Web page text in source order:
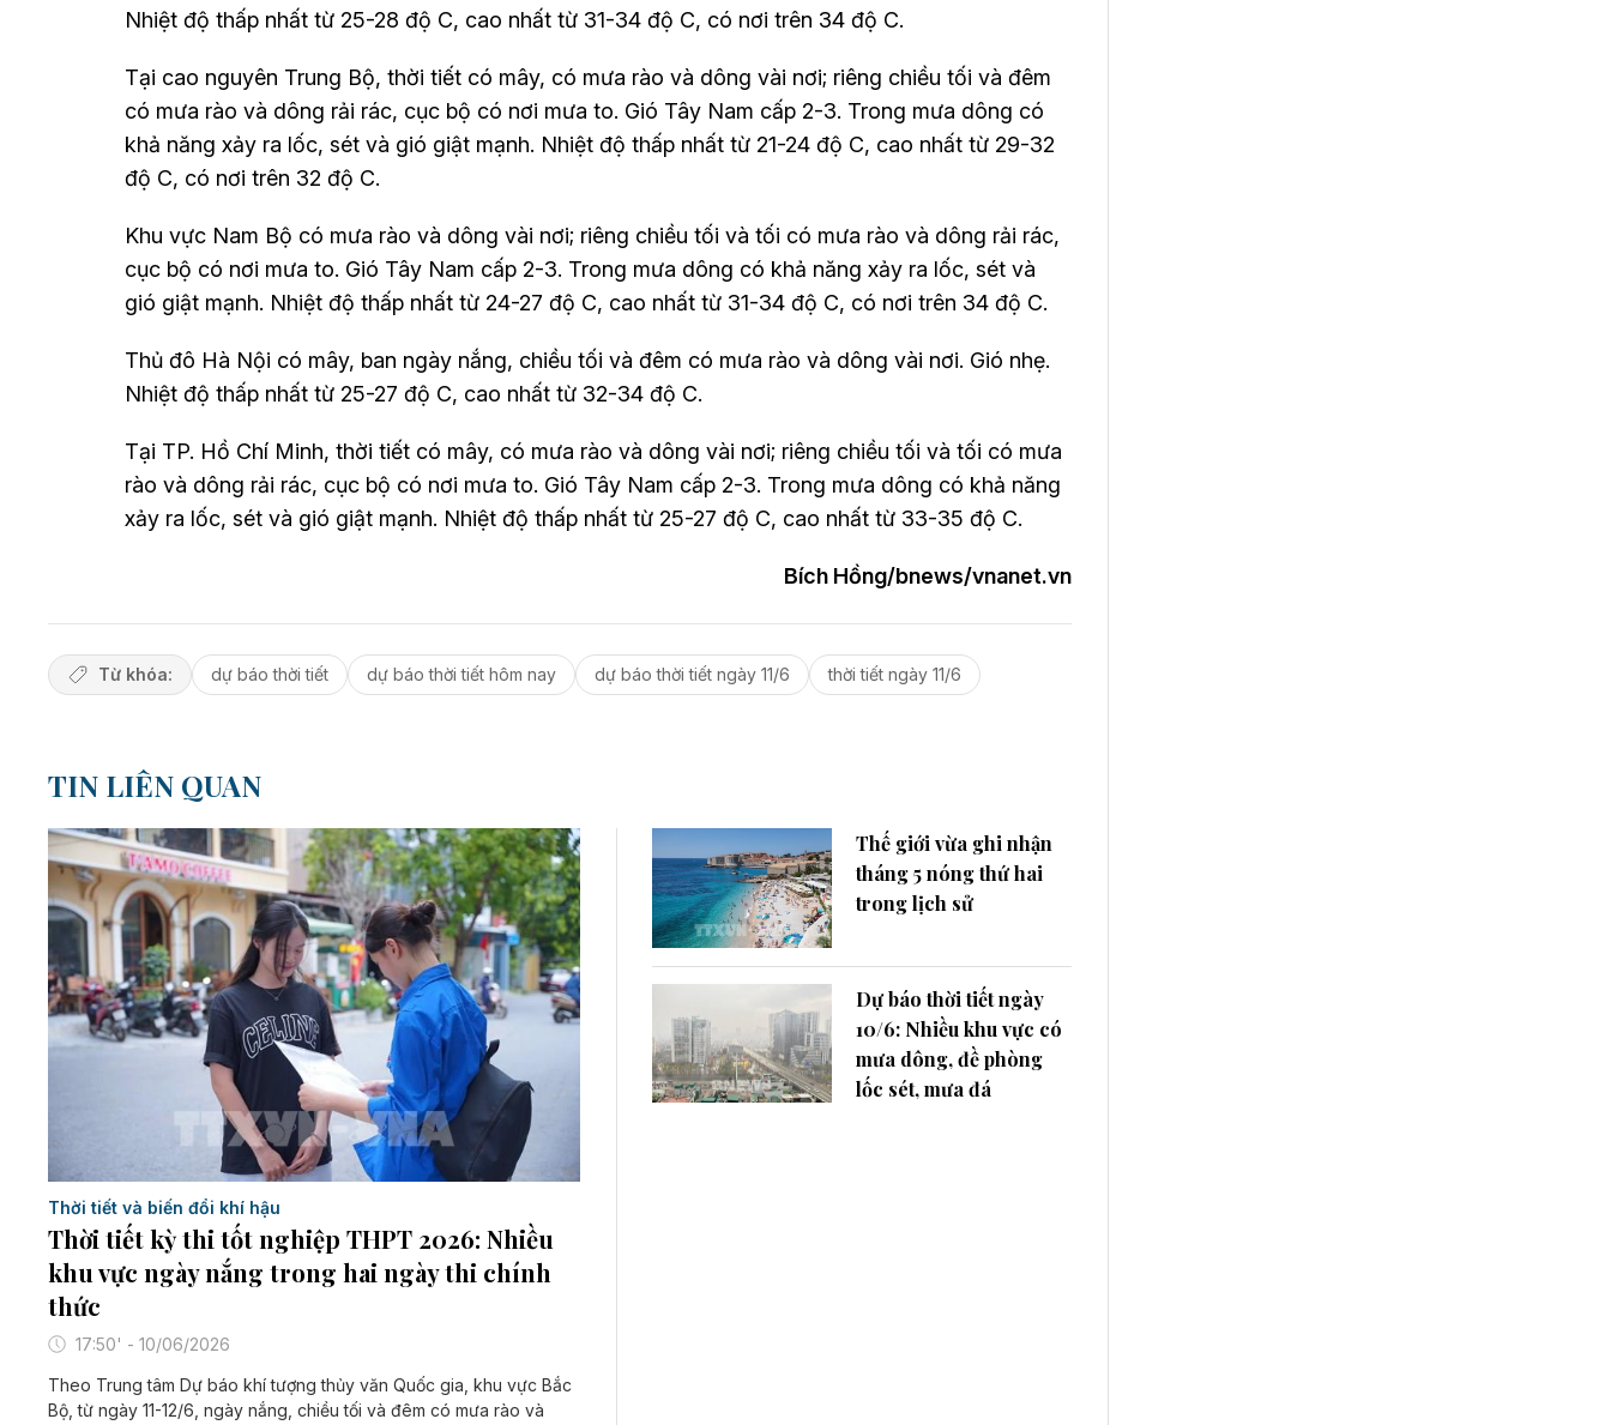
Nhiệt độ thấp nhất từ 25-28 độ C, cao nhất từ 31-34 độ C, có nơi trên 34 độ C.
Tại cao nguyên Trung Bộ, thời tiết có mây, có mưa rào và dông vài nơi; riêng chiều tối và đêm
có mưa rào và dông rải rác, cục bộ có nơi mưa to. Gió Tây Nam cấp 2-3. Trong mưa dông có
khả năng xảy ra lốc, sét và gió giật mạnh. Nhiệt độ thấp nhất từ 21-24 độ C, cao nhất từ 29-32
độ C, có nơi trên 32 độ C.
Khu vực Nam Bộ có mưa rào và dông vài nơi; riêng chiều tối và tối có mưa rào và dông rải rác,
cục bộ có nơi mưa to. Gió Tây Nam cấp 2-3. Trong mưa dông có khả năng xảy ra lốc, sét và
gió giật mạnh. Nhiệt độ thấp nhất từ 24-27 độ C, cao nhất từ 31-34 độ C, có nơi trên 34 độ C.
Thủ đô Hà Nội có mây, ban ngày nắng, chiều tối và đêm có mưa rào và dông vài nơi. Gió nhẹ.
Nhiệt độ thấp nhất từ 25-27 độ C, cao nhất từ 32-34 độ C.
Tại TP. Hồ Chí Minh, thời tiết có mây, có mưa rào và dông vài nơi; riêng chiều tối và tối có mưa
rào và dông rải rác, cục bộ có nơi mưa to. Gió Tây Nam cấp 2-3. Trong mưa dông có khả năng
xảy ra lốc, sét và gió giật mạnh. Nhiệt độ thấp nhất từ 25-27 độ C, cao nhất từ 33-35 độ C.
Bích Hồng/bnews/vnanet.vn
Từ khóa: dự báo thời tiết dự báo thời tiết hôm nay dự báo thời tiết ngày 11/6 thời tiết ngày 11/6
TIN LIÊN QUAN
Thời tiết và biến đổi khí hậu
Thời tiết kỳ thi tốt nghiệp THPT 2026: Nhiều
khu vực ngày nắng trong hai ngày thi chính
thức
17:50' - 10/06/2026
Theo Trung tâm Dự báo khí tượng thủy văn Quốc gia, khu vực Bắc
Bộ, từ ngày 11-12/6, ngày nắng, chiều tối và đêm có mưa rào và
Thế giới vừa ghi nhận
tháng 5 nóng thứ hai
trong lịch sử
Dự báo thời tiết ngày
10/6: Nhiều khu vực có
mưa dông, đề phòng
lốc sét, mưa đá